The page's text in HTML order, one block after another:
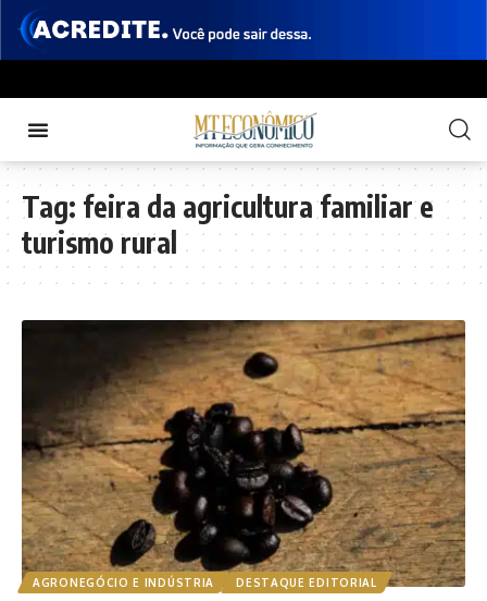
Tag: feira da agricultura familiar e
turismo rural
AGRONEGÓCIO E INDÚSTRIA DESTAQUE EDITORIAL